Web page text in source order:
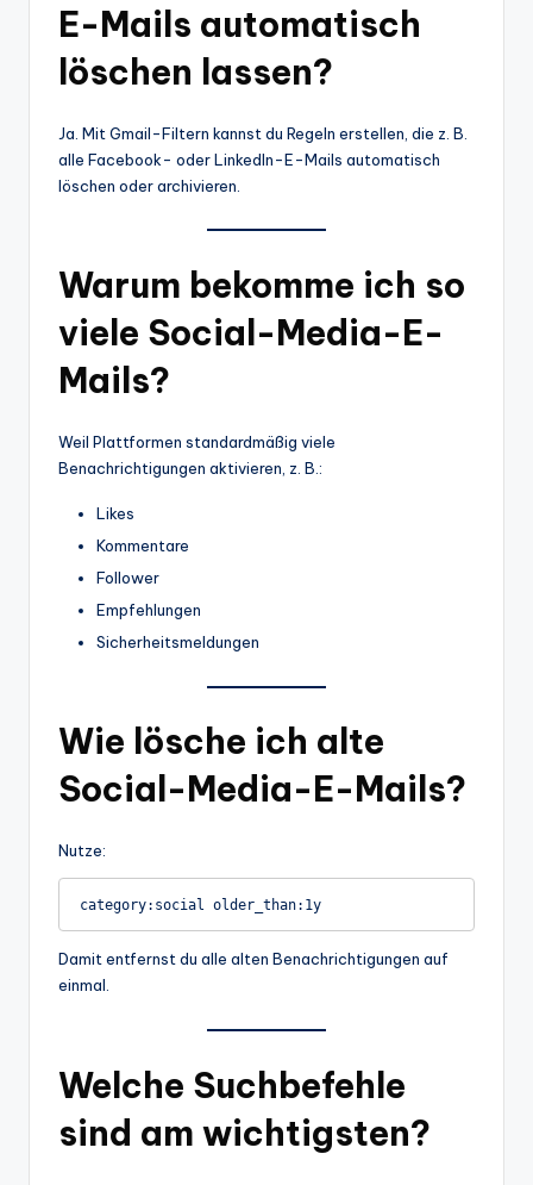
E-Mails automatisch
löschen lassen?
Ja. Mit Gmail-Filtern kannst du Regeln erstellen, die z. B.
alle Facebook- oder LinkedIn-E-Mails automatisch
löschen oder archivieren.
Warum bekomme ich so
viele Social-Media-E-
Mails?
Weil Plattformen standardmäßig viele
Benachrichtigungen aktivieren, z. B.:
Likes
Kommentare
Follower
Empfehlungen
Sicherheitsmeldungen
Wie lösche ich alte
Social-Media-E-Mails?
Nutze:
category:social older_than:1y
Damit entfernst du alle alten Benachrichtigungen auf
einmal.
Welche Suchbefehle
sind am wichtigsten?